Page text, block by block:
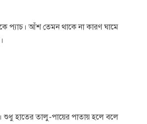
প্যাচ। আঁশ তেমন থাকে না কারণ ঘামে
শুধু হাতের তালু-পায়ের পাতায় হলে বলে